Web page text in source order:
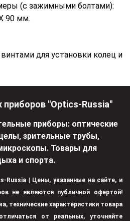
(с зажимными болтами):
90 мм.
для установки колец и
приборов "Optics-Russia"
приборы: оптические
зрительные трубы,
Товары для
и спорта.
Russia | Цены, указанные на сайте, и
не являются публичной офертой!
технические характеристики товара
от реальных, уточняйте